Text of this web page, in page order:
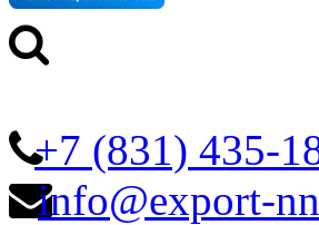
+7 (831) 435-
info@export-